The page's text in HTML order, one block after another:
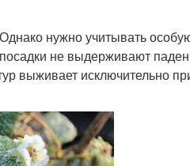
нужно учитывать
не выдерживают
выживает исключительно